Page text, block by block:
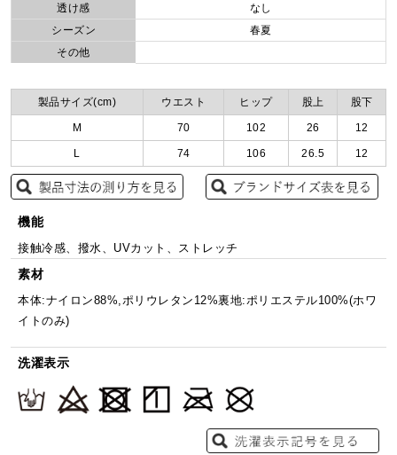
透け感
なし
シーズン
春夏
その他
製品サイズ(cm) ウエスト ヒップ 股上 股下
M 70 102 26 12
L 74 106 26.5 12
機能
接触冷感、撥水、UVカット、ストレッチ
素材
本体:ナイロン88%,ポリウレタン12%裏地:ポリエステル100%(ホワ
イトのみ)
洗濯表示